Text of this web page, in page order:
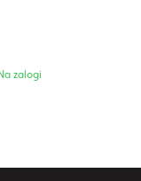
Na zalogi